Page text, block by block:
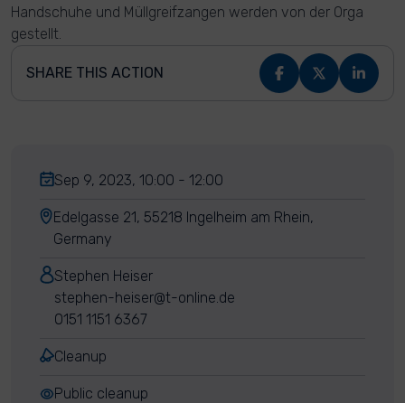
Handschuhe und Müllgreifzangen werden von der Orga
gestellt.
SHARE THIS ACTION
Sep 9, 2023, 10:00 - 12:00
Edelgasse 21, 55218 Ingelheim am Rhein,
Germany
Stephen Heiser
stephen-heiser@t-online.de
0151 1151 6367
Cleanup
Public cleanup